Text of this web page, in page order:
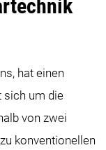
hat einen
sich um die
von zwei
konventionellen